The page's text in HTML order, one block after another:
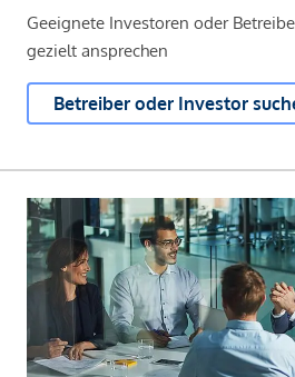
Geeignete Investoren oder
gezielt ansprechen
Betreiber oder Investor